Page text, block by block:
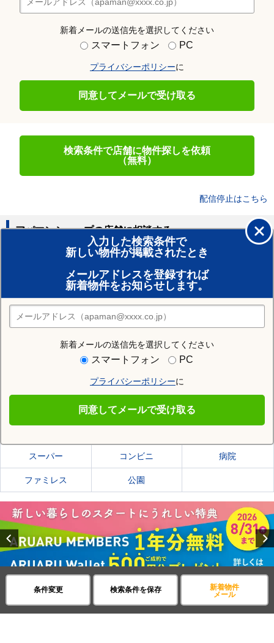
条件変更 検索条件を保存
新着物件
メール
新着メールの送信先を選択してください
スマートフォン PC
プライバシーポリシーに
同意してメールで受け取る
検索条件で店舗に物件探しを依頼
（無料）
配信停止はこちら
入力した検索条件で
新しい物件が掲載されたとき
メールアドレスを登録すれば
新着物件をお知らせします。
新着メールの送信先を選択してください
スマートフォン PC
プライバシーポリシーに
同意してメールで受け取る
アパマンショップの店舗に相談する
賃貸のプロがお部屋探し！
おまかせ物件リクエスト
住みたい街の店舗を探す
店舗検索
住む街研究所で関市の情報を見る
関市の施設一覧
スーパー コンビニ 病院
ファミレス 公園
Previous